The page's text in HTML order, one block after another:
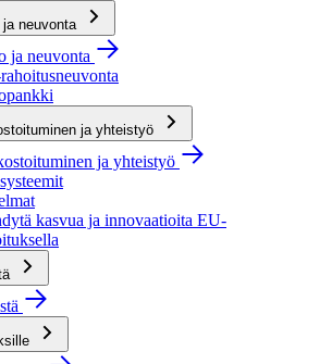
ja neuvonta
ja neuvonta
ja yhteistyö
ja yhteistyö
kasvua ja innovaatioita EU-